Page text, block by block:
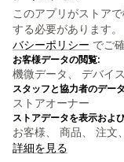
このアプリがストア
する必要があります
バシーポリシー でご
お客様データの閲覧:
機微データ、 デバイ
スタッフと協力者のデー
ストアオーナー
ストアデータを表示およ
お客様、 商品、 注文
詳細を見る